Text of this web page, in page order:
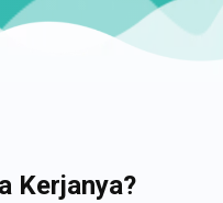
Kerjanya?